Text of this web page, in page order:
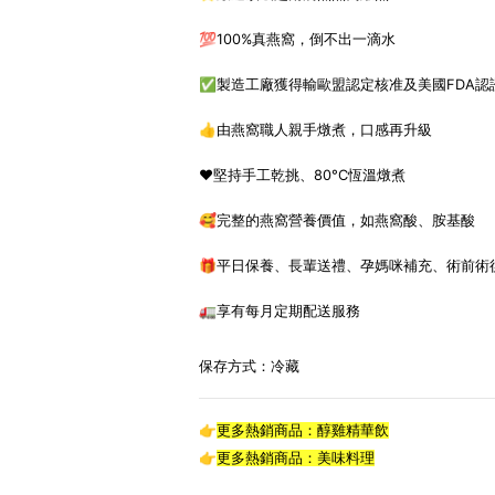
💯100%真燕窩，倒不出一滴水
✅製造工廠獲得輸歐盟認定核准及美國FDA認
👍由燕窩職人親手燉煮，口感再升級
❤️堅持手工乾挑、80°C恆溫燉煮
🥰完整的燕窩營養價值，如燕窩酸、胺基酸
🎁平日保養、長輩送禮、孕媽咪補充、術前術
🚛享有每月定期配送服務
保存方式：冷藏
👉更多熱銷商品： 醇雞精華飲
👉更多熱銷商品：美味料理